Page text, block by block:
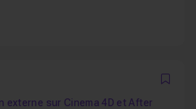
externe sur Cinema 4D et After